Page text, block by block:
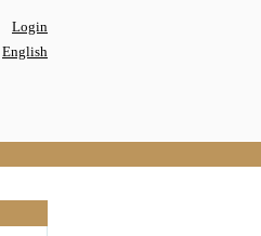
Login
English